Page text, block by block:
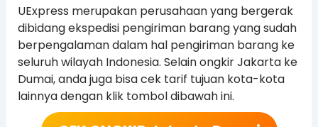
UExpress merupakan perusahaan yang bergerak
dibidang ekspedisi pengiriman barang yang sudah
berpengalaman dalam hal pengiriman barang ke
seluruh wilayah Indonesia. Selain ongkir Jakarta ke
Dumai, anda juga bisa cek tarif tujuan kota-kota
lainnya dengan klik tombol dibawah ini.